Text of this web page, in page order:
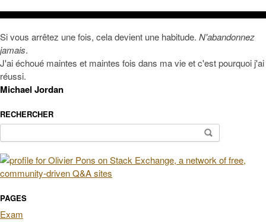
Si vous arrêtez une fois, cela devient une habitude. N'abandonnez
jamais.
J'ai échoué maintes et maintes fois dans ma vie et c'est pourquoi j'ai
réussi.
Michael Jordan
RECHERCHER
PAGES
Exam